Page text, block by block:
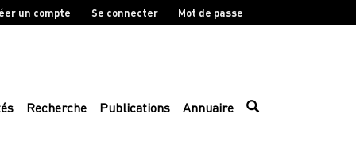
un compte Se connecter Mot de passe
Recherche Publications Annuaire